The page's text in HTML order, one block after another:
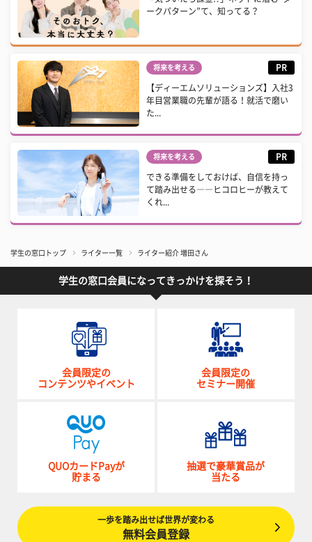
ークパターン”て、知ってる？
将来を考える PR
【ディーエムソリューションズ】入社3
年目営業職の先輩が語る！就活で磨い
た...
将来を考える PR
できる準備をしておけば、自信を持っ
て踏み出せる――ヒコロヒーが教えて
くれ...
学生の窓口トップ ライター一覧 ライター紹介 増田さん
学生の窓口会員になってきっかけを探そう！
会員限定の
コンテンツやイベント
会員限定の
セミナー開催
QUOカードPayが
貯まる
抽選で豪華賞品が
当たる
一歩を踏み出せば世界が変わる
無料会員登録